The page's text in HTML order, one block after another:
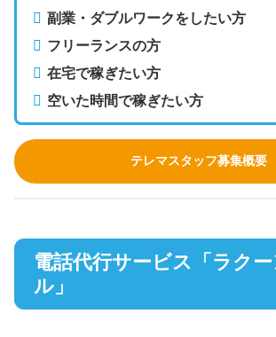
副業・ダブルワークをしたい方
フリーランスの方
在宅で稼ぎたい方
空いた時間で稼ぎたい方
テレマスタッフ募集概要
電話代行サービス「ラク
ル」